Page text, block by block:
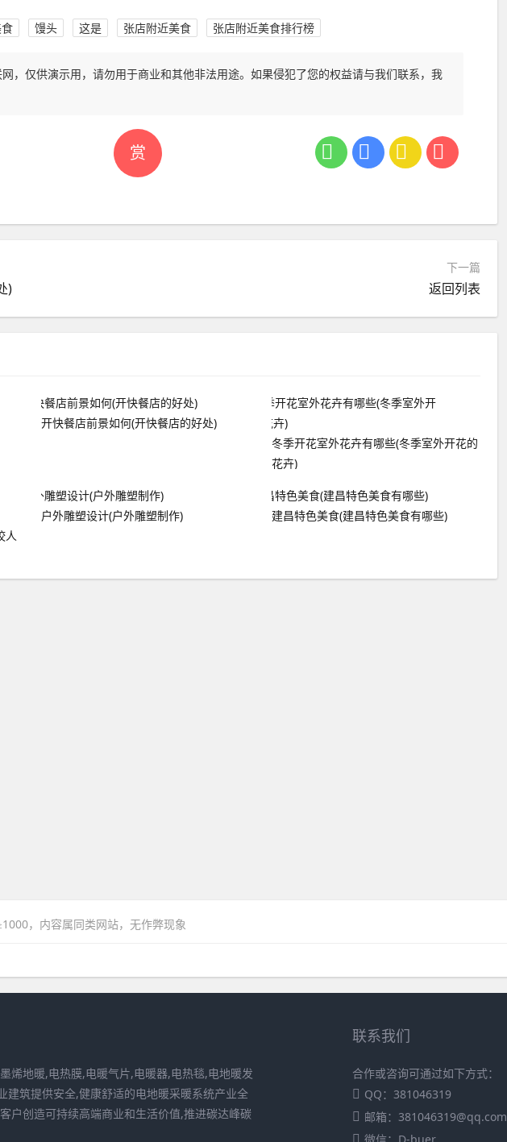
馒头 这是 张店附近美食 张店附近美食排行榜
赏
，仅供演示用，请勿用于商业和其他非法用途。如果侵犯了您的权益请与我们联系，我
)
下一篇
返回列表
开快餐店前景如何(开快餐店的好处)
冬季开花室外花卉有哪些(冬季室外开花的
花卉)
人
户外雕塑设计(户外雕塑制作) 建昌特色美食(建昌特色美食有哪些)
，内容属同类网站，无作弊现象
烯地暖,电热膜,电暖气片,电暖器,电热毯,电地暖发
建筑提供安全,健康舒适的电地暖采暖系统产业全
户创造可持续高端商业和生活价值,推进碳达峰碳
联系我们
合作或咨询可通过如下方式：
QQ：381046319
邮箱：381046319@qq.com
微信：D-buer